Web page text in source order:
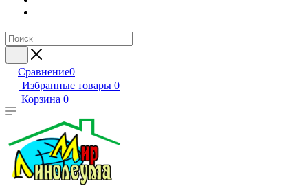
Сравнение0
Избранные товары 0
Корзина 0